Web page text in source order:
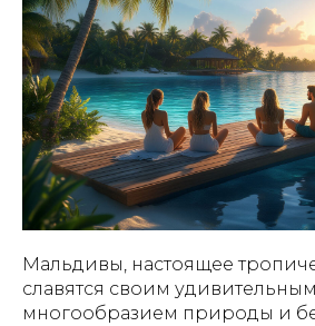
Мальдивы, настоящее
славятся своим удивительным
многообразием природы и